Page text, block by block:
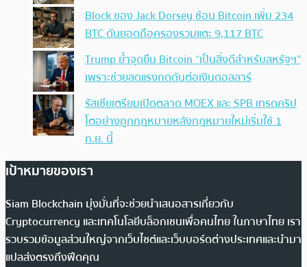
Block ของ Jack Dorsey ช้อน Bitcoin เพิ่ม 234
BTC ดันยอดถือครองรวมแตะ 9,117 BTC
Trump ย้ำจุดยืน Bitcoin “เป็นสิ่งดีสำหรับสหรัฐฯ”
เพราะช่วยลดแรงกดดันต่อเงินดอลลาร์
รัสเซียเตรียมเปิดตลาด MOEX และ SPB เทรดคริป
โตอย่างถูกกฎหมายหลังกฎหมายใหม่เริ่มใช้ 1
ก.ย. นี้
เป้าหมายของเรา
Siam Blockchain มุ่งมั่นที่จะช่วยนำเสนอสารเกี่ยวกับ
Cryptocurrency และเทคโนโลยีบล็อกเชนเพื่อคนไทย ในภาษาไทย เรา
รวบรวมข้อมูลส่วนใหญ่จากเว็บไซต์และเว็บบอร์ดต่างประเทศและนำมา
แปลส่งตรงถึงฟีดคุณ